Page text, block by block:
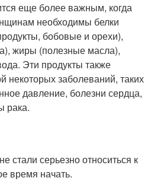
еще более важным, когда
необходимы белки
бобовые и орехи),
жиры (полезные масла),
Эти продукты также
некоторых заболеваний, таких
давление, болезни сердца,
рака.
стали серьезно относиться к
время начать.